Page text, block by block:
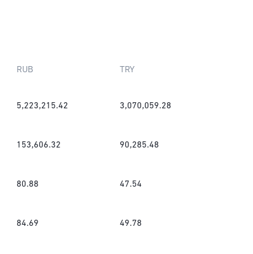
RUB TRY
5,223,215.42 3,070,059.28
153,606.32 90,285.48
80.88 47.54
84.69 49.78